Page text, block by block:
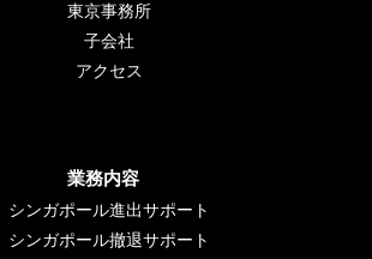
東京事務所
子会社
アクセス
業務内容
シンガポール進出サポート
シンガポール撤退サポート